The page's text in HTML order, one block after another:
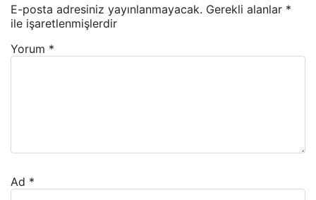
E-posta adresiniz yayınlanmayacak. Gerekli alanlar *
ile işaretlenmişlerdir
Yorum *
Ad *